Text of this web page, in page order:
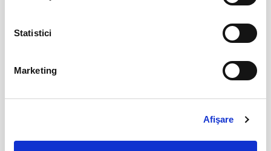
Statistici
Marketing
Afişare
aug
22